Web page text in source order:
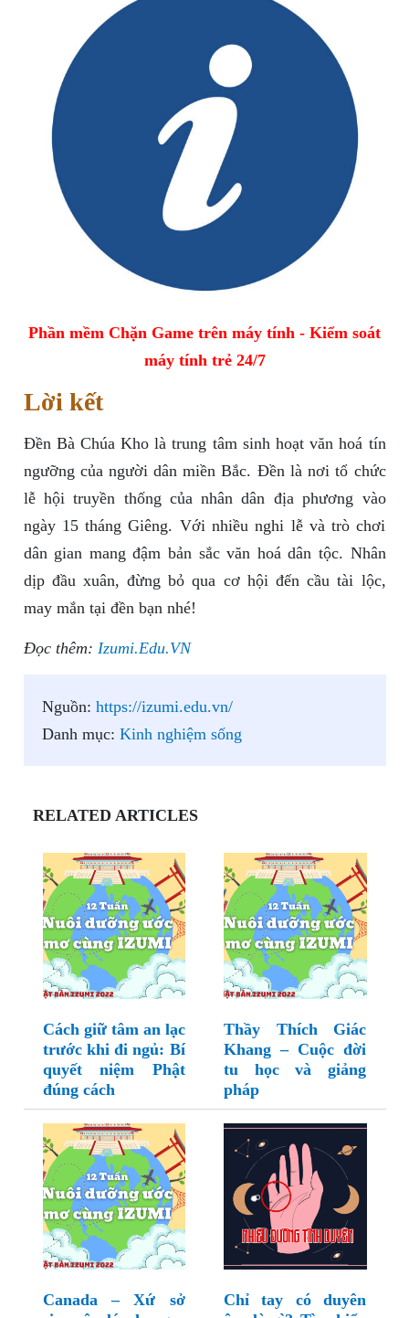
Phần mềm Chặn Game trên máy tính - Kiểm soát
máy tính trẻ 24/7
Lời kết
Đền Bà Chúa Kho là trung tâm sinh hoạt văn hoá tín
ngưỡng của người dân miền Bắc. Đền là nơi tổ chức
lễ hội truyền thống của nhân dân địa phương vào
ngày 15 tháng Giêng. Với nhiều nghi lễ và trò chơi
dân gian mang đậm bản sắc văn hoá dân tộc. Nhân
dịp đầu xuân, đừng bỏ qua cơ hội đến cầu tài lộc,
may mắn tại đền bạn nhé!
Đọc thêm: Izumi.Edu.VN
Nguồn: https://izumi.edu.vn/
Danh mục: Kinh nghiệm sống
RELATED ARTICLES
Cách giữ tâm an lạc
trước khi đi ngủ: Bí
quyết niệm Phật
đúng cách
Thầy Thích Giác
Khang – Cuộc đời
tu học và giảng
pháp
Canada – Xứ sở
Chỉ tay có duyên